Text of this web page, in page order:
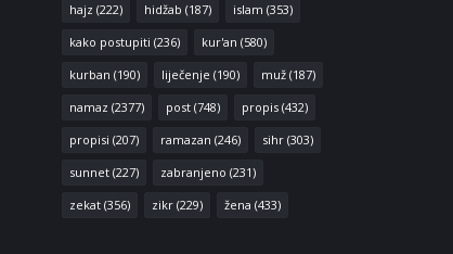
hajz (222) hidžab (187) islam (353)
kako postupiti (236) kur'an (580)
kurban (190) liječenje (190) muž(187)
namaz (2377) post(748) propis(432)
propisi (207) ramazan (246) sihr(303)
sunnet(227) zabranjeno (231)
zekat(356) zikr(229) žena (433)